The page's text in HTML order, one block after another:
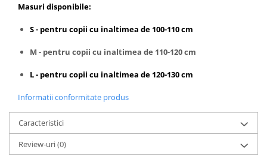
Masuri disponibile:
S - pentru copii cu inaltimea de 100-110 cm
M - pentru copii cu inaltimea de 110-120 cm
L - pentru copii cu inaltimea de 120-130 cm
Informatii conformitate produs
Caracteristici
Review-uri(0)